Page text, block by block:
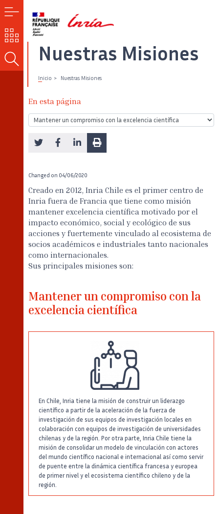
MENÚ
NUESTROS
RETOS
BUSCAR Nuestras Misiones
Inicio Nuestras Misiones
Changed on 04/06/2020
Creado en 2012, Inria Chile es el primer centro de
Inria fuera de Francia que tiene como misión
mantener excelencia científica motivado por el
impacto económico, social y ecológico de sus
acciones y fuertemente vinculado al ecosistema de
socios académicos e industriales tanto nacionales
como internacionales.
Sus principales misiones son:
Mantener un compromiso con la
excelencia científica
En Chile, Inria tiene la misión de construir un liderazgo
científico a partir de la aceleración de la fuerza de
investigación de sus equipos de investigación locales en
colaboración con equipos de investigación de universidades
chilenas y de la región. Por otra parte, Inria Chile tiene la
misión de consolidar un modelo de vinculación con actores
del mundo científico nacional e internacional así como servir
de puente entre la dinámica científica francesa y europea
de primer nivel y el ecosistema científico chileno y de la
región.
En esta página